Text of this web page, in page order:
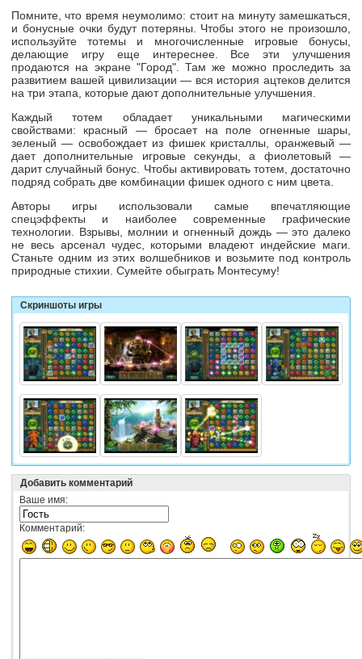
Помните, что время неумолимо: стоит на минуту замешкаться,
и бонусные очки будут потеряны. Чтобы этого не произошло,
используйте тотемы и многочисленные игровые бонусы,
делающие игру еще интереснее. Все эти улучшения
продаются на экране "Город". Там же можно проследить за
развитием вашей цивилизации — вся история ацтеков делится
на три этапа, которые дают дополнительные улучшения.
Каждый тотем обладает уникальными магическими
свойствами: красный — бросает на поле огненные шары,
зеленый — освобождает из фишек кристаллы, оранжевый —
дает дополнительные игровые секунды, а фиолетовый —
дарит случайный бонус. Чтобы активировать тотем, достаточно
подряд собрать две комбинации фишек одного с ним цвета.
Авторы игры использовали самые впечатляющие
спецэффекты и наиболее современные графические
технологии. Взрывы, молнии и огненный дождь — это далеко
не весь арсенал чудес, которыми владеют индейские маги.
Станьте одним из этих волшебников и возьмите под контроль
природные стихии. Сумейте обыграть Монтесуму!
Скриншоты игры
Добавить комментарий
Ваше имя:
Комментарий: